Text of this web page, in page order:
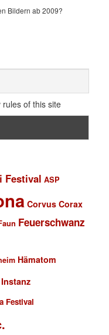
Bildern ab 2009?
of this site
Festival ASP
Corvus Corax
Feuerschwanz
Hämatom
Festival